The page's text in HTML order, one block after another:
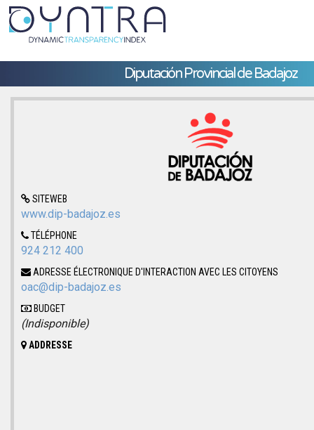
Diputación Provincial de Badajoz
SITEWEB
www.dip-badajoz.es
TÉLÉPHONE
924 212 400
ADRESSE ÉLECTRONIQUE D'INTERACTION AVEC LES CITOYENS
oac@dip-badajoz.es
BUDGET
(Indisponible)
ADDRESSE